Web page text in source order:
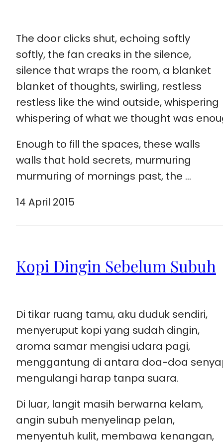
The door clicks shut, echoing softly
softly, the fan creaks in the silence,
silence that wraps the room, a blanket
blanket of thoughts, swirling, restless
restless like the wind outside, whispering
whispering of what we thought was
Enough to fill the spaces, these walls
walls that hold secrets, murmuring
murmuring of mornings past, the …
14 April 2015
Kopi Dingin Sebelum Subuh
Di tikar ruang tamu, aku duduk sendiri,
menyeruput kopi yang sudah dingin,
aroma samar mengisi udara pagi,
menggantung di antara doa-doa
mengulangi harap tanpa suara.
Di luar, langit masih berwarna kelam,
angin subuh menyelinap pelan,
menyentuh kulit, membawa kenangan,